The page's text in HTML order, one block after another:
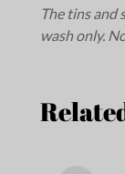
The tins and
wash only.